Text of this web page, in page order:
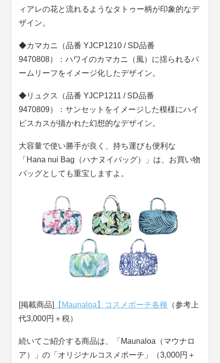
ィアレの花と流れるようなタトゥー柄が印象的なデ
ザイン。
◆カマカニ（品番 YJCP1210 / SD品番
9470808）：ハワイのカマカニ（風）に揺られるパ
ームリーフをイメージ化したデザイン。
◆リュクス（品番 YJCP1211 / SD品番
9470809）：サンセットをイメージした模様にハイ
ビスカスが描かれた幻想的なデザイン。
大容量で使い勝手が良く、持ち運びも便利な
「Hana nui Bag（ハナヌイバッグ）」は、お買い物
バッグとしても重宝しますよ。
[掲載商品] 【Maunaloa】コスメポーチ各種 （参考上
代3,000円＋税）
続いてご紹介する商品は、「Maunaloa（マウナロ
ア）」の「オリジナルコスメポーチ」（3,000円＋